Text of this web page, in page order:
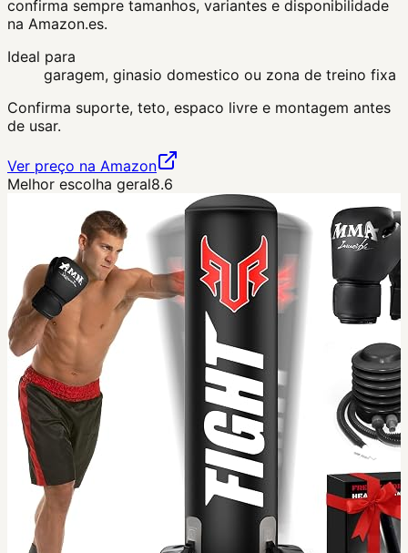
confirma sempre tamanhos, variantes e disponibilidade
na Amazon.es.
Ideal para
garagem, ginasio domestico ou zona de treino fixa
Confirma suporte, teto, espaco livre e montagem antes
de usar.
Ver preço na Amazon
Melhor escolha geral8.6